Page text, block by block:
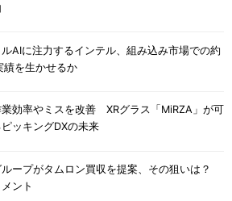
AIに注力するインテル、組み込み市場での約
績を生かせるか
効率やミスを改善 XRグラス「MiRZA」が可
ッキングDXの未来
ループがタムロン買収を提案、その狙いは？
ント